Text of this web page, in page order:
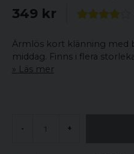
349 kr
Ärmlös kort klänning med
middag. Finns i flera
Läs mer
- +